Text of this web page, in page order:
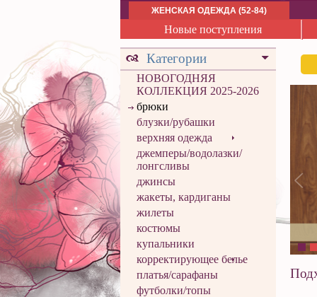
ЖЕНСКАЯ ОДЕЖДА (52-84)
Новые поступления
Категории
НОВОГОДНЯЯ
КОЛЛЕКЦИЯ 2025-2026
брюки
блузки/рубашки
верхняя одежда
джемперы/водолазки/
лонгсливы
джинсы
жакеты, кардиганы
жилеты
костюмы
купальники
корректирующее белье
платья/сарафаны
футболки/топы